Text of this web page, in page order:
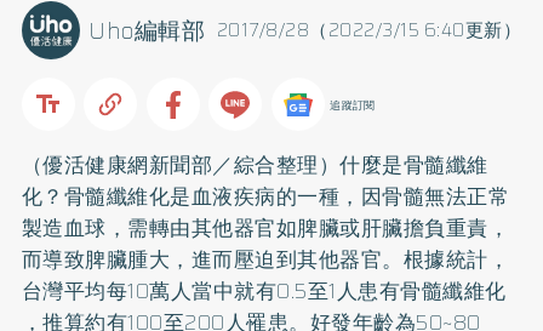
2017/8/28（2022/3/15 6:40更新）
Uho編輯部
追蹤訂閱
（優活健康網新聞部／綜合整理）什麼是骨髓纖維
化？骨髓纖維化是血液疾病的一種，因骨髓無法正常
製造血球，需轉由其他器官如脾臟或肝臟擔負重責，
而導致脾臟腫大，進而壓迫到其他器官。根據統計，
台灣平均每10萬人當中就有0.5至1人患有骨髓纖維化
，推算約有100至200人罹患。好發年齡為50~80